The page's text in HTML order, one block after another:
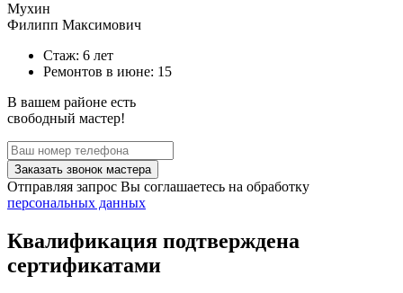
Мухин
Филипп Максимович
Стаж: 6 лет
Ремонтов в июне: 15
В вашем районе есть
свободный мастер!
Заказать звонок мастера
Отправляя запрос Вы соглашаетесь на обработку
персональных данных
Квалификация подтверждена
сертификатами